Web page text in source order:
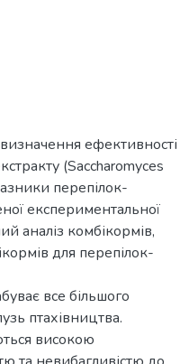
ефективності
(Saccharomyces
перепілок-
експериментальної
аналіз комбікормів,
для перепілок-
все більшого
птахівництва.
високою